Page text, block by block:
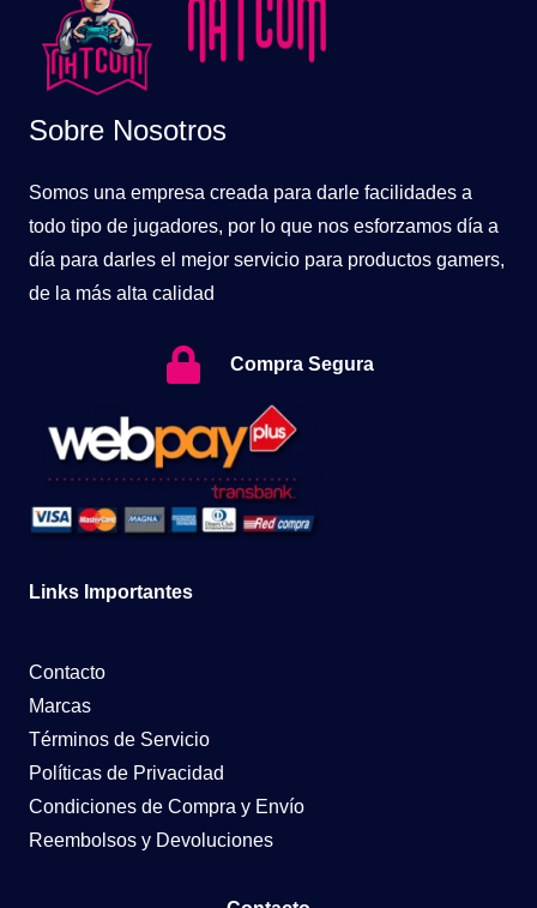
Sobre Nosotros
Somos una empresa creada para darle facilidades a
todo tipo de jugadores, por lo que nos esforzamos día a
día para darles el mejor servicio para productos gamers,
de la más alta calidad
Compra Segura
Links Importantes
Contacto
Marcas
Términos de Servicio
Políticas de Privacidad
Condiciones de Compra y Envío
Reembolsos y Devoluciones